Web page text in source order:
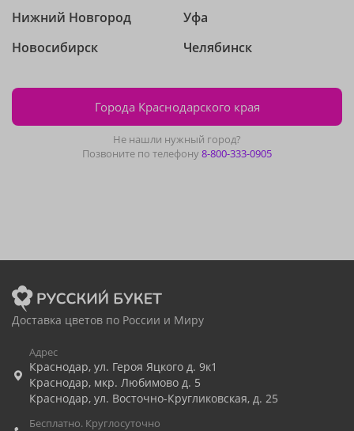
Нижний Новгород
Новосибирск
Уфа
Челябинск
Города Краснодарского края
Не нашли нужный город?
Позвоните по телефону8-800-333-0905
Доставка цветов по России и Миру
Адрес
Краснодар, ул. Героя Яцкого д. 9к1
Краснодар, мкр. Любимово д. 5
Краснодар, ул. Восточно-Кругликовская, д. 25
Бесплатно. Круглосуточно